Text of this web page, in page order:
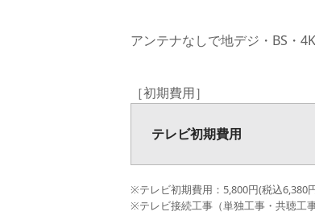
アンテナなしで地デジ・BS・
［初期費用］
テレビ初期費用
※テレビ初期費用：5,800円(税込6,380
※テレビ接続工事（単独工事・共聴工